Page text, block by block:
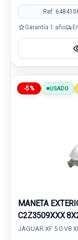
Ref:
Garantía 1 año
-5% USADO
MANETA
C2Z3509XXX
JAGUAR XF 5.0 V8